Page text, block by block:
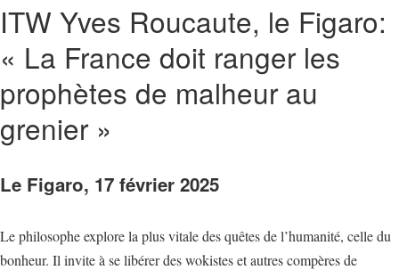
ITW Yves Roucaute, le Figaro:
« La France doit ranger les
prophètes de malheur au
grenier »
Le Figaro, 17 février 2025
Le philosophe explore la plus vitale des quêtes de l’humanité, celle du
bonheur. Il invite à se libérer des wokistes et autres compères de